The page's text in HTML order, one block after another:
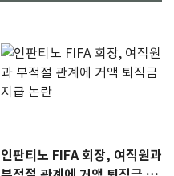
인판티노 FIFA 회장, 여직원과